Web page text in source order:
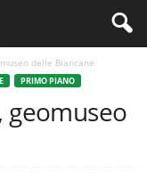
delle Biancane
PRIMO PIANO
geomuseo